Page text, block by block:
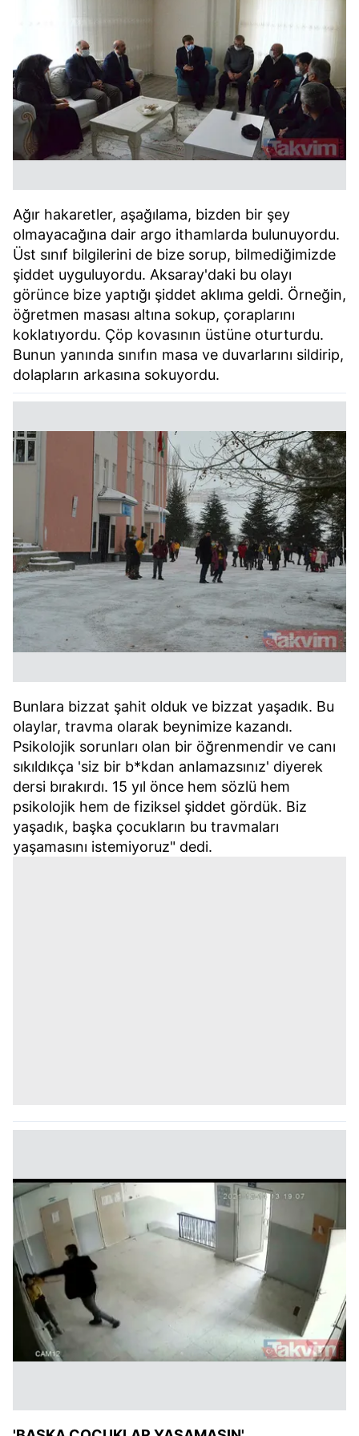
toplumu hizmetlerinin sunulması amacıyla
kullanılmaktadır. Diğer çerezler, sitemizin daha işlevsel
kılınması ve kişiselleştirilmesi ve sizlere yönelik
reklam/pazarlama faaliyetlerinin yapılması, amaçlarıyla
sınırlı olarak açık rızanız dahilinde kullanılacaktır.
Çerezlere ilişkin tercihlerinizi aşağıda yer alan panel
vasıtasıyla belirleyebilirsiniz. Çerezlere ilişkin detaylı bilgi
Metnimiziziyaret edebilirsiniz.
6698 sayılı Kişisel Verilerin Korunması Kanunu uyarınca
hazırlanmış Aydınlatma Metnimizi okumak ve sitemizde
ilgili mevzuata uygun olarak kullanılan çerezlerle ilgili bilgi
almak için lütfen tıklayınız.
Ağır hakaretler, aşağılama, bizden bir şey
olmayacağına dair argo ithamlarda bulunuyordu.
Üst sınıf bilgilerini de bize sorup, bilmediğimizde
şiddet uyguluyordu. Aksaray'daki bu olayı
görünce bize yaptığı şiddet aklıma geldi. Örneğin,
öğretmen masası altına sokup, çoraplarını
koklatıyordu. Çöp kovasının üstüne oturturdu.
Bunun yanında sınıfın masa ve duvarlarını sildirip,
dolapların arkasına sokuyordu.
Bunlara bizzat şahit olduk ve bizzat yaşadık. Bu
olaylar, travma olarak beynimize kazandı.
Psikolojik sorunları olan bir öğrenmendir ve canı
sıkıldıkça 'siz bir b*kdan anlamazsınız' diyerek
dersi bırakırdı. 15 yıl önce hem sözlü hem
psikolojik hem de fiziksel şiddet gördük. Biz
yaşadık, başka çocukların bu travmaları
yaşamasını istemiyoruz" dedi.